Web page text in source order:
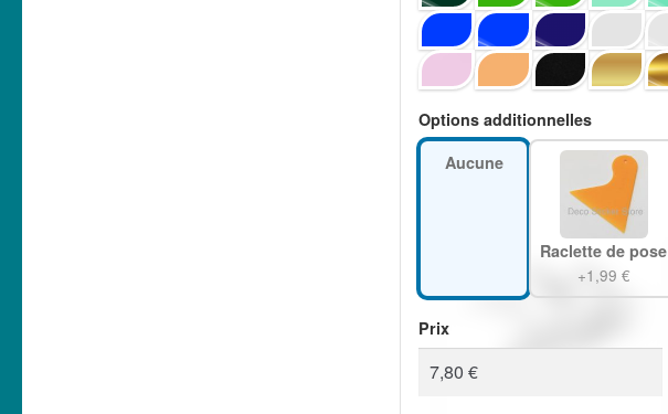
Options additionnelles
Aucune
Raclette de pose
+1,99 €
Prix